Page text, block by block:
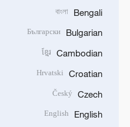
Bengali
বাংলা
Bulgarian
Български
Cambodian
ខ្មែរ
Croatian
Hrvatski
Czech
Český
English
English